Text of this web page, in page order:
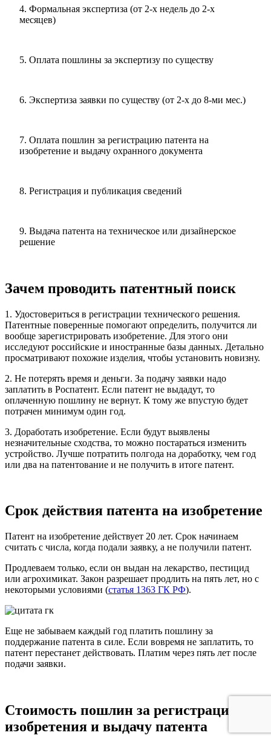
4. Формальная экспертиза (от 2-х недель до 2-х
месяцев)
5. Оплата пошлины за экспертизу по существу
6. Экспертиза заявки по существу (от 2-х до 8-ми мес.)
7. Оплата пошлин за регистрацию патента на
изобретение и выдачу охранного документа
8. Регистрация и публикация сведений
9. Выдача патента на техническое или дизайнерское
решение
Зачем проводить патентный поиск
1. Удостовериться в регистрации технического решения.
Патентные поверенные помогают определить, получится ли
вообще зарегистрировать изобретение. Для этого они
исследуют российские и иностранные базы данных. Детально
просматривают похожие изделия, чтобы установить новизну.
2. Не потерять время и деньги. За подачу заявки надо
заплатить в Роспатент. Если патент не выдадут, то
оплаченную пошлину не вернут. К тому же впустую будет
потрачен минимум один год.
3. Доработать изобретение. Если будут выявлены
незначительные сходства, то можно постараться изменить
устройство. Лучше потратить полгода на доработку, чем год
или два на патентование и не получить в итоге патент.
Срок действия патента на изобретение
Патент на изобретение действует 20 лет. Срок начинаем
считать с числа, когда подали заявку, а не получили патент.
Продлеваем только, если он выдан на лекарство, пестицид
или агрохимикат. Закон разрешает продлить на пять лет, но с
некоторыми условиями (статья 1363 ГК РФ).
Еще не забываем каждый год платить пошлину за
поддержание патента в силе. Если вовремя не заплатить, то
патент перестанет действовать. Платим через пять лет после
подачи заявки.
Стоимость пошлин за регистрацию
изобретения и выдачу патента